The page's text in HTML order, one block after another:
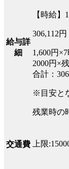
給与詳
細
【時給】
306,112
1,600円
2000円×
合計：
※目安と
残業時の
交通費 上限